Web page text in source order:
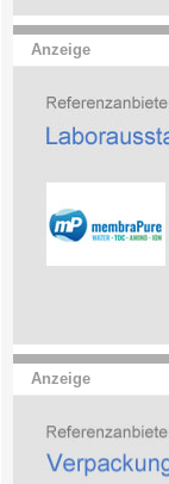
Anzeige
Anzeige